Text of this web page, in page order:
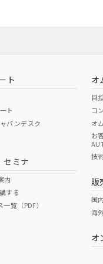
O
ページへ
ください
ト
ト
パンデスク
セミナ
内
する
覧（PDF）
オ
目
コ
オ
お
技
販
国
海
オ